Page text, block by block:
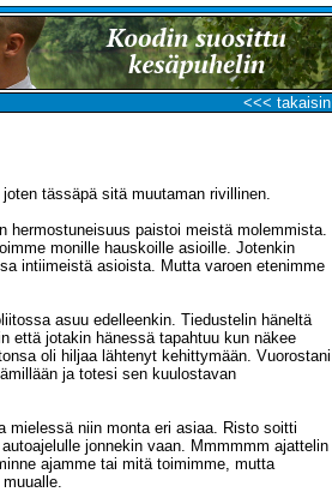
<<< takaisin
tässäpä sitä muutaman rivillinen.
hermostuneisuus paistoi meistä molemmista.
monille hauskoille asioille. Jotenkin
intiimeistä asioista. Mutta varoen etenimme
asuu edelleenkin. Tiedustelin häneltä
että jotakin hänessä tapahtuu kun näkee
oli hiljaa lähtenyt kehittymään. Vuorostani
ja totesi sen kuulostavan
mielessä niin monta eri asiaa. Risto soitti
jonnekin vaan. Mmmmmm ajattelin
ajamme tai mitä toimimme, mutta